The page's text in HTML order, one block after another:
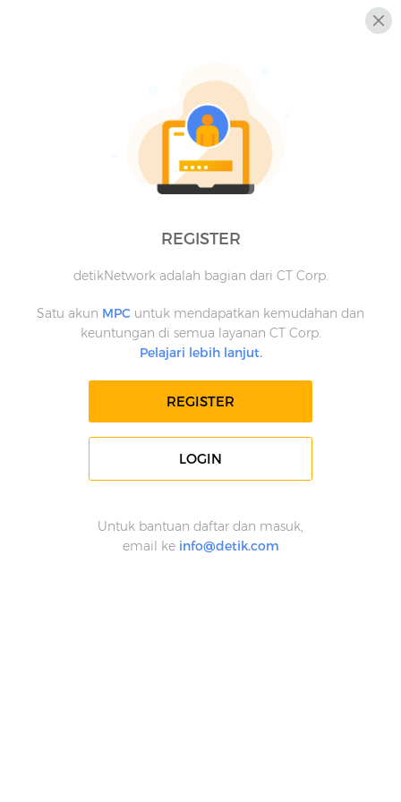
REGISTER
detikNetwork adalah bagian dari CT Corp.
Satu akun MPC untuk mendapatkan kemudahan dan
keuntungan di semua layanan CT Corp.
Pelajari lebih lanjut.
REGISTER
LOGIN
Untuk bantuan daftar dan masuk,
email ke info@detik.com